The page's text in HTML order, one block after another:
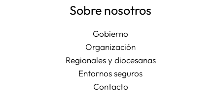
Sobre nosotros
Gobierno
Organización
Regionales y diocesanas
Entornos seguros
Contacto